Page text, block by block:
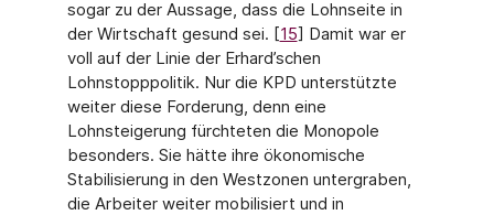
sogar zu der Aussage, dass die Lohnseite in
der Wirtschaft gesund sei. [15] Damit war er
voll auf der Linie der Erhard’schen
Lohnstopppolitik. Nur die KPD unterstützte
wei­ter diese Forderung, denn eine
Lohnsteigerung fürchteten die Monopole
besonders. Sie hätte ihre ökonomische
Stabilisierung in den Westzonen untergraben,
die Arbeiter weiter mobilisiert und in